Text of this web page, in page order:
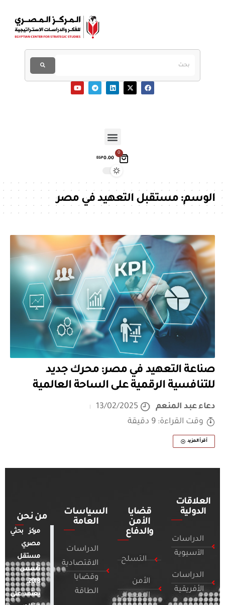
0
EGP0.00
الوسم:مستقبل التعهيد في مصر
صناعة التعهيد في مصر: محرك جديد
للتنافسية الرقمية على الساحة العالمية
دعاء عبد المنعم
13/02/2025
وقت القراءة: 9 دقيقة
أقرأ المزيد
العلاقات
الدولية
الدراسات
الآسيوية
الدراسات
الأفريقية
قضايا
الأمن
والدفاع
التسلح
الأمن
السيبراني
السياسات
العامة
الدراسات
الاقتصادية
وقضايا
الطاقة
من نحن
مركز بحثي
مصري
مستقل
تأسس
2018.
يعتمد على